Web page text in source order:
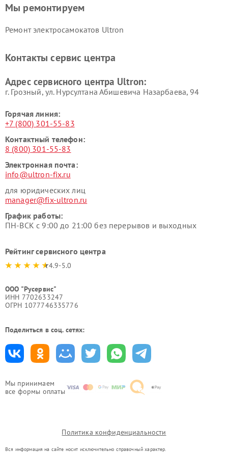
Мы принимаем
все формы оплаты
Мы ремонтируем
Ремонт электросамокатов Ultron
Контакты сервис центра
Адрес сервисного центра Ultron:
г. Грозный, ул. Нурсултана Абишевича Назарбаева, 94
Горячая линия:
+7 (800) 301-55-83
Контактный телефон:
8 (800) 301-55-83
Электронная почта:
info@ultron-fix.ru
для юридических лиц
manager@fix-ultron.ru
График работы:
ПН-ВСК с 9:00 до 21:00 без перерывов и выходных
Рейтинг сервисного центра
4.9-5.0
ООО "Русервис"
ИНН 7702633247
ОГРН 1077746335776
Поделиться в соц. сетях:
Политика конфиденциальности
Вся информация на сайте носит исключительно справочный характер.